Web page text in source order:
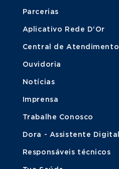
Parcerias
Aplicativo Rede D'Or
Central de Atendimento
Ouvidoria
Notícias
Imprensa
Trabalhe Conosco
Dora - Assistente Digital
Responsáveis técnicos